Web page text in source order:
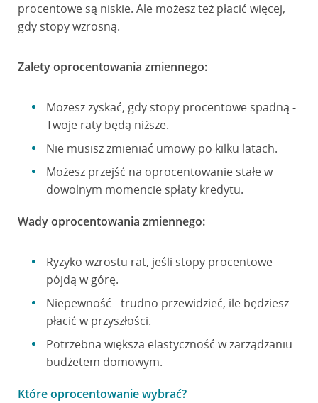
procentowe są niskie. Ale możesz też płacić więcej,
gdy stopy wzrosną.
Zalety oprocentowania zmiennego:
Możesz zyskać, gdy stopy procentowe spadną -
Twoje raty będą niższe.
Nie musisz zmieniać umowy po kilku latach.
Możesz przejść na oprocentowanie stałe w
dowolnym momencie spłaty kredytu.
Wady oprocentowania zmiennego:
Ryzyko wzrostu rat, jeśli stopy procentowe
pójdą w górę.
Niepewność - trudno przewidzieć, ile będziesz
płacić w przyszłości.
Potrzebna większa elastyczność w zarządzaniu
budżetem domowym.
Które oprocentowanie wybrać?